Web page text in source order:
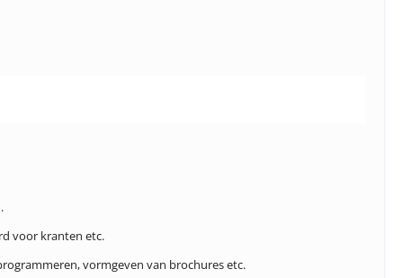
voor kranten etc.
vormgeven van brochures etc.